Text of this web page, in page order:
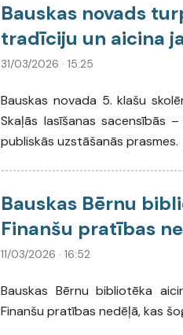
Bauskas novads
tradīciju un aicina
31/03/2026 · 15:25
Bauskas novada 5. klašu
Skaļās lasīšanas sacensībās
publiskās uzstāšanās prasmes.
Bauskas Bērnu
Finanšu pratības
11/03/2026 · 16:52
Bauskas Bērnu bibliotēka
Finanšu pratības nedēļā, kas